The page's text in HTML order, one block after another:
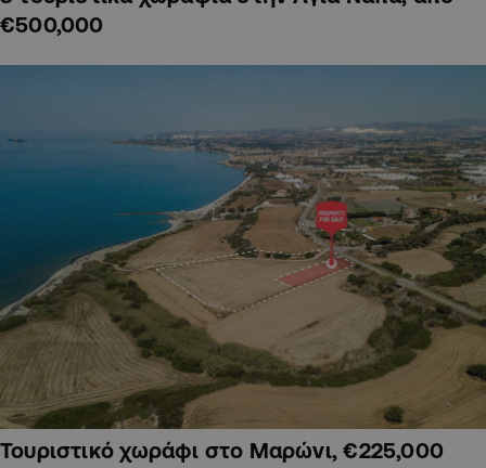
€500,000
Τουριστικό χωράφι στο Μαρώνι, €225,000